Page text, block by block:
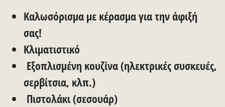
Καλωσόρισμα με κέρασμα για την άφιξή
σας!
Κλιματιστικό
Εξοπλισμένη κουζίνα (ηλεκτρικές συσκευές,
σερβίτσια, κλπ.)
Πιστολάκι (σεσουάρ)